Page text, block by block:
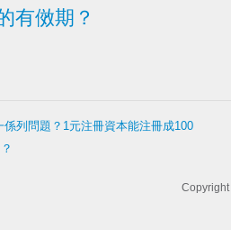
有傚期？
列問題？1元注冊資本能注冊成100